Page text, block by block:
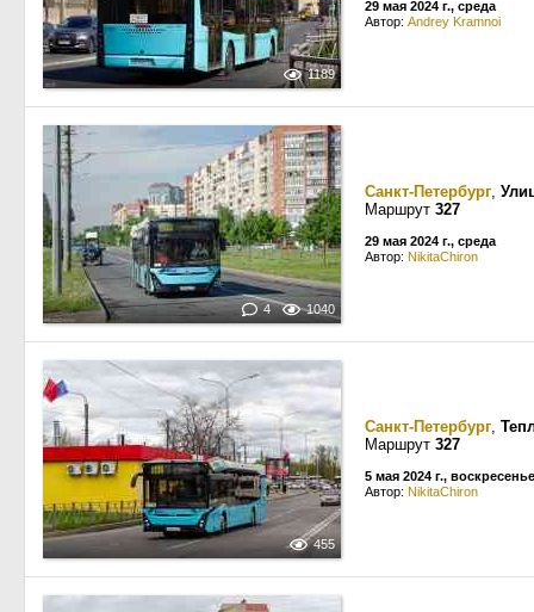
1189
29 мая 2024 г., среда
Автор: Andrey Kramnoi
4 1040
Санкт-Петербург,
Маршрут 327
29 мая 2024 г., среда
Автор: NikitaChiron
455
Санкт-Петербург,
Маршрут 327
5 мая 2024 г., воскресенье
Автор: NikitaChiron